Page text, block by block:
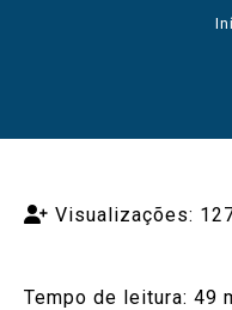
Visualizações:
Tempo de leitura: 49